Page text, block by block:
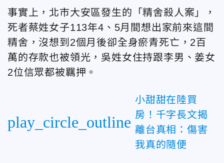
事實上，北市大安區發生的「精舍殺人案」，
死者蔡姓女子113年4、5月間想出家前來這間
精舍，沒想到2個月後卻全身瘀青死亡，2百
萬的存款也被領光，吳姓女住持跟李男、姜女
2位信眾都被羈押。
play_circle_outline
小甜甜在陸買
房！千字長文揭
離台真相：傷害
我真的隨便